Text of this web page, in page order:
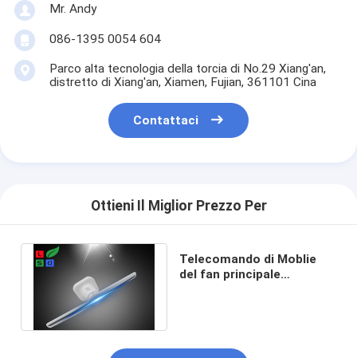
Mr. Andy
086-1395 0054 604
Parco alta tecnologia della torcia di No.29 Xiang'an,
distretto di Xiang'an, Xiamen, Fujian, 361101 Cina
Contattaci
Ottieni Il Miglior Prezzo Per
Telecomando di Moblie
del fan principale